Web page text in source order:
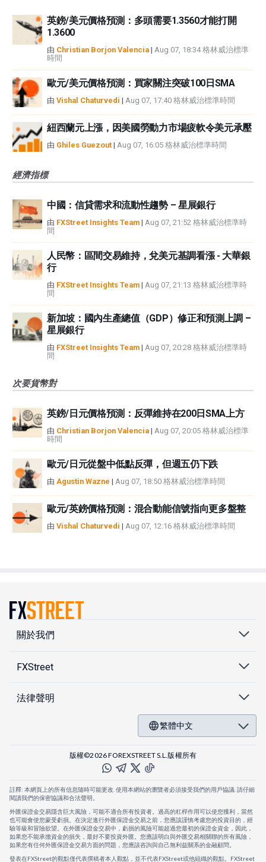
英鎊/美元價格預測：多頭需要1.3560才能打開
1.3600
由 Christian Borjon Valencia | Aug 07, 18:34 格林威治標準
時間
歐元/美元價格預測：買家關注突破100日SMA
由 Vishal Chaturvedi | Aug 07, 17:40 格林威治標準時間
紐西蘭元上漲，因美國勞動力市場疲軟令美元承壓
由 Ghiles Guezout | Aug 07, 16:05 格林威治標準時間
經濟指標
中國：信貸需求和流動性趨勢 – 星展銀行
由 FXStreet Insights Team | Aug 07, 21:52 格林威治標準時
間
人民幣：區間交易維持，兌美元基調看漲 - 大華銀
行
由 FXStreet Insights Team | Aug 07, 21:13 格林威治標準時
間
新加坡：國內生產總值（GDP）修正和預測上調 –
星展銀行
由 FXStreet Insights Team | Aug 07, 20:28 格林威治標準時
間
次要貨幣對
英鎊/日元價格預測：反彈維持在200日SMA上方
由 Christian Borjon Valencia | Aug 07, 20:05 格林威治標準
時間
歐元/日元從盤中低點反彈，但週五仍下跌
由 Agustin Wazne | Aug 07, 18:50 格林威治標準時間
歐元/英鎊價格預測：混合動能信號指向更多盤整
由 Vishal Chaturvedi | Aug 07, 12:16 格林威治標準時間
關於我們
FXStreet
法律聲明
繁體中文
版權©2026 FOREXSTREET S.L.版權所有
註釋: 本網頁上的所有信息隨時可能更改. 使用本網站的瀏覽者必須接受我們的用戶協議. 請仔細
閱讀我們的保密協議和合法聲明。
外匯保證金交易隱含巨大風險，可能不適合所有投資者。過高的杠桿作用可以使您獲利，當然
也可能會使您蒙受虧損。在決定進行外匯保證金交易之前，您應該謹慎考慮您的投資目的，經
驗等級和冒險欲望。在外匯保證金交易中，虧損的風險可能超過您最初的保證金資金，因此，
如果您不能承擔資金的損失，最好不要投資外匯。您應該明白與外匯交易相關聯的所有風險，
如果您有任何外匯保證金交易方面的問題，您應該咨詢與自己無利益關系的金融顧問。
發表在FXStreet的觀點僅代表撰稿者本人觀點，並不代表FXStreet或他組織的觀點。FXStreet